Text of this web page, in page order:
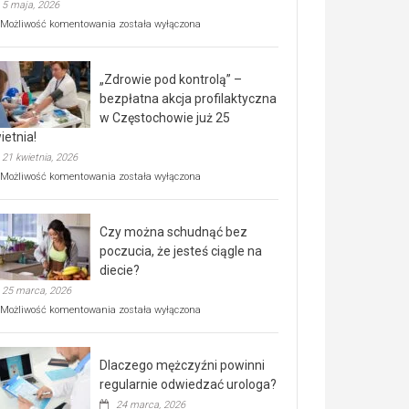
5 maja, 2026
Możliwość komentowania Rusza
rehabilitacji
dla
seniorów!
została wyłączona
„Zdrowie pod kontrolą” –
bezpłatna akcja profilaktyczna
w Częstochowie już 25
21 kwietnia, 2026
Możliwość komentowania „Zdrowie
bezpłatna
akcja
profilaktyczna
w
już
kwietnia!
została wyłączona
Czy można schudnąć bez
poczucia, że jesteś ciągle na
diecie?
25 marca, 2026
Możliwość komentowania Czy
poczucia,
że
została wyłączona
Dlaczego mężczyźni powinni
regularnie odwiedzać urologa?
24 marca, 2026